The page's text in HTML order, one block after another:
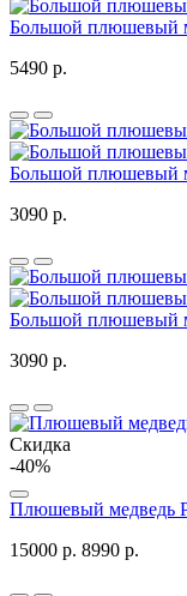
Большой плюшевый
5490 р.
Большой плюшевый
3090 р.
Большой плюшевый
3090 р.
Скидка
-40%
Плюшевый медведь
15000 р. 8990 р.